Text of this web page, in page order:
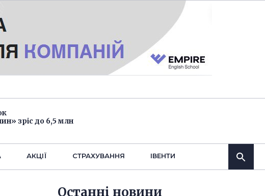
зріс до 6,5 млн
АКЦІЇ СТРАХУВАННЯ IВЕНТИ
Останнi новини